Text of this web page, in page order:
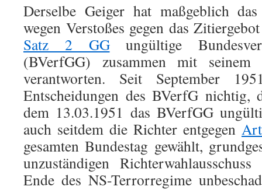
Derselbe Geiger hat maßgeblich
wegen Verstoßes gegen das
Satz 2 GGungültige
(BVerfGG) zusammen mit
verantworten. Seit September
Entscheidungen des BVerfG
dem 13.03.1951 das BVerfGG
auch seitdem die Richter entgegen
gesamten Bundestag gewählt,
unzuständigen
Ende des NS-Terrorregime